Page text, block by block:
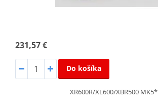
231,57 €
Do košíka
XR600R/XL600/XBR500 MK5*